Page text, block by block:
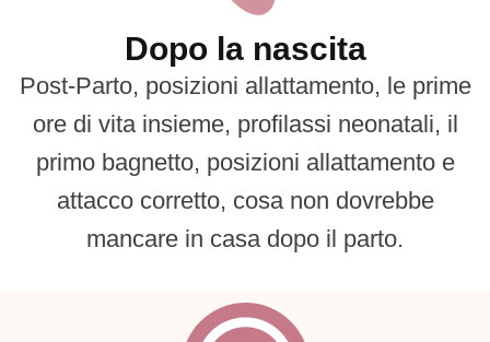
Dopo la nascita
Post-Parto, posizioni allattamento, le prime
ore di vita insieme, profilassi neonatali, il
primo bagnetto, posizioni allattamento e
attacco corretto, cosa non dovrebbe
mancare in casa dopo il parto.